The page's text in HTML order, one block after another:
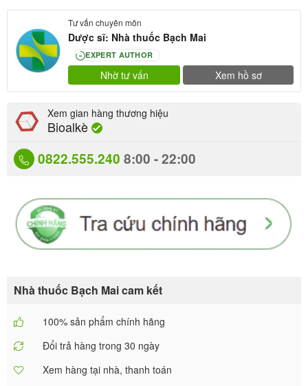
Tư vấn chuyên môn
Dược sĩ: Nhà thuốc Bạch Mai
80 EXPERT AUTHOR
Nhờ tư vấn Xem hồ sơ
0822.555.240 8:00 - 22:00
Xem gian hàng thương hiệu
Bioalkè
Nhà thuốc Bạch Mai cam kết
100% sản phẩm chính hãng
Đổi trả hàng trong 30 ngày
Xem hàng tại nhà, thanh toán